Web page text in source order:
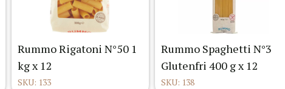
Rummo Rigatoni N°50 1
kg x 12
SKU: 133
Rummo Spaghetti N°3
Glutenfri 400 g x 12
SKU: 138